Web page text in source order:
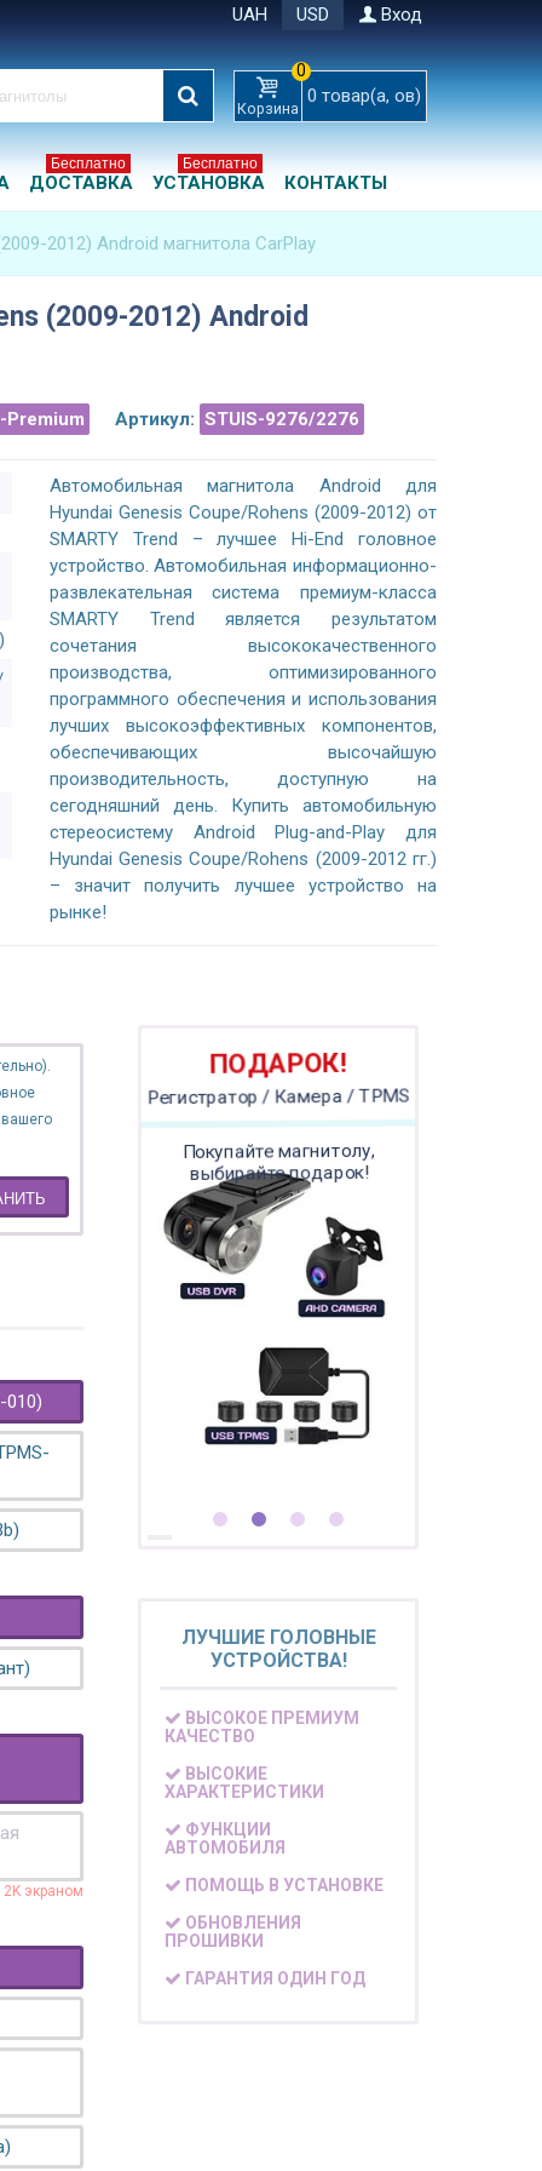
UAH USD Вход
Корзина
0
0 товар(а, ов)
ДОСТАВКА
Бесплатно
УСТАНОВКА
Бесплатно
КОНТАКТЫ
2012) Android магнитола CarPlay
(2009-2012) Android
Premium Артикул: STUIS-9276/2276
Автомобильная магнитола Android для
Hyundai Genesis Coupe/Rohens (2009-2012) от
SMARTY Trend – лучшее Hi-End головное
устройство. Автомобильная информационно-
развлекательная система премиум-класса
SMARTY Trend является результатом
сочетания высококачественного
производства, оптимизированного
программного обеспечения и использования
лучших высокоэффективных компонентов,
обеспечивающих высочайшую
производительность, доступную на
сегодняшний день. Купить автомобильную
стереосистему Android Plug-and-Play для
Hyundai Genesis Coupe/Rohens (2009-2012 гг.)
– значит получить лучшее устройство на
рынке!
010)
2K экраном
ПОДАРОК!
Регистратор / Камера / TPMS
Покупайте магнитолу,
выбирайте подарок!
ЛУЧШИЕ ГОЛОВНЫЕ
УСТРОЙСТВА!
ВЫСОКОЕ ПРЕМИУМ
КАЧЕСТВО
ВЫСОКИЕ
ХАРАКТЕРИСТИКИ
ФУНКЦИИ
АВТОМОБИЛЯ
ПОМОЩЬ В УСТАНОВКЕ
ОБНОВЛЕНИЯ
ПРОШИВКИ
ГАРАНТИЯ ОДИН ГОД